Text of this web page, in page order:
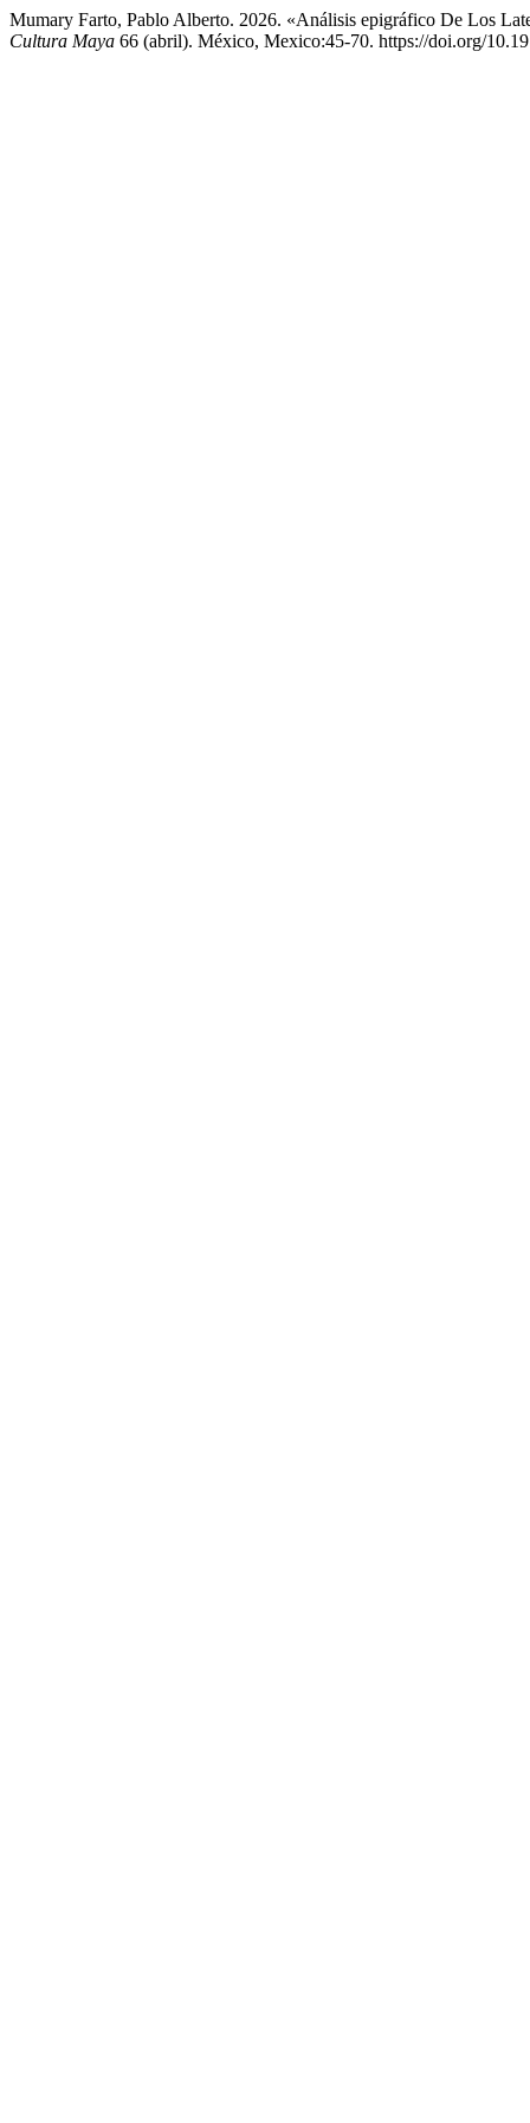
Mumary Farto, Pablo Alberto. 2026. «Análisis epigráfico De Los
Cultura Maya 66 (abril). México, Mexico:45-70. https://doi.org/